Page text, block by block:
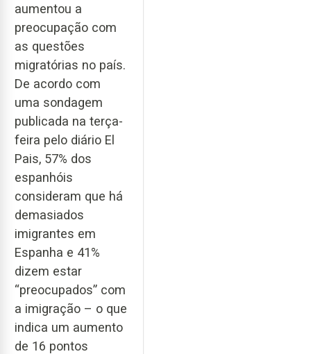
aumentou a
preocupação com
as questões
migratórias no país.
De acordo com
uma sondagem
publicada na terça-
feira pelo diário El
Pais, 57% dos
espanhóis
consideram que há
demasiados
imigrantes em
Espanha e 41%
dizem estar
“preocupados” com
a imigração – o que
indica um aumento
de 16 pontos